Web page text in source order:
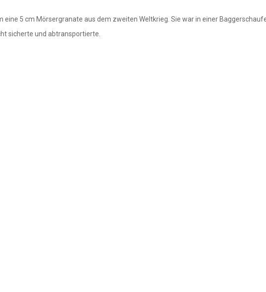
eine 5 cm Mörsergranate aus dem zweiten Weltkrieg. Sie war in einer
sicherte und abtransportierte.